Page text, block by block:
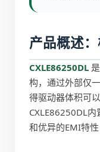
产品概述
CXLE86250DL
构，通过外部仅
得驱动器体积可
CXLE86250DL内
和优异的EMI特